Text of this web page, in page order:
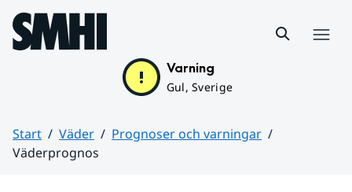
Hoppa till sidans innehåll
Varning
Gul, Sverige
Start Väder
Prognoser och varningar
Väderprognos